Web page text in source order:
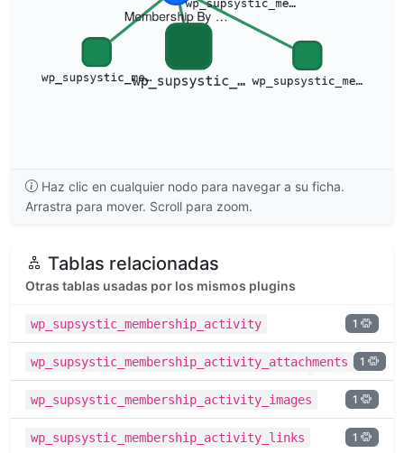
Haz clic en cualquier nodo para navegar a su ficha.
Arrastra para mover. Scroll para zoom.
Tablas relacionadas
Otras tablas usadas por los mismos plugins
wp_supsystic_membership_activity 1
wp_supsystic_membership_activity_attachments 1
wp_supsystic_membership_activity_images 1
wp_supsystic_membership_activity_links 1